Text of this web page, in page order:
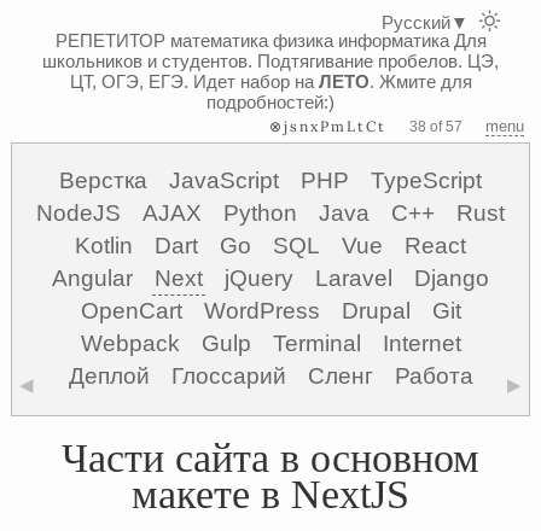
РЕПЕТИТОР математика физика информатикаДля
школьников и студентов. Подтягивание пробелов. ЦЭ,
ЦТ, ОГЭ, ЕГЭ. Идет набор на ЛЕТО. Жмите для
подробностей:)
⊗jsnxPmLtCt 38 of 57 menu
Верстка JavaScript PHP
TypeScript
NodeJS
AJAX Python Java C++
Rust
Kotlin
Dart Go SQL Vue
React
Angular
Next jQuery Laravel
Django
OpenCart
WordPress Drupal
Git
Webpack
Gulp Terminal
Internet
Деплой
Глоссарий Сленг Работа
◀ ▶
Части сайта в основном
макете в NextJS
Русский▼